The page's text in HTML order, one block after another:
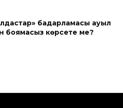
бағдарламасы ауыл
боямасыз көрсете ме?